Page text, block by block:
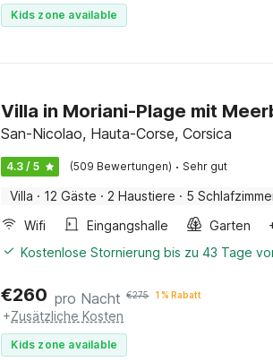
Kids zone available
Villa in Moriani-Plage mit
San-Nicolao, Hauta-Corse, Corsica
4.3 / 5 (509 Bewertungen) · Sehr gut
Villa · 12 Gäste · 2 Haustiere · 5
Wifi
Eingangshalle Garten
Kostenlose Stornierung bis zu 43 Tage
€260 pro Nacht €275 1 % Rabatt
+Zusätzliche Kosten
Kids zone available